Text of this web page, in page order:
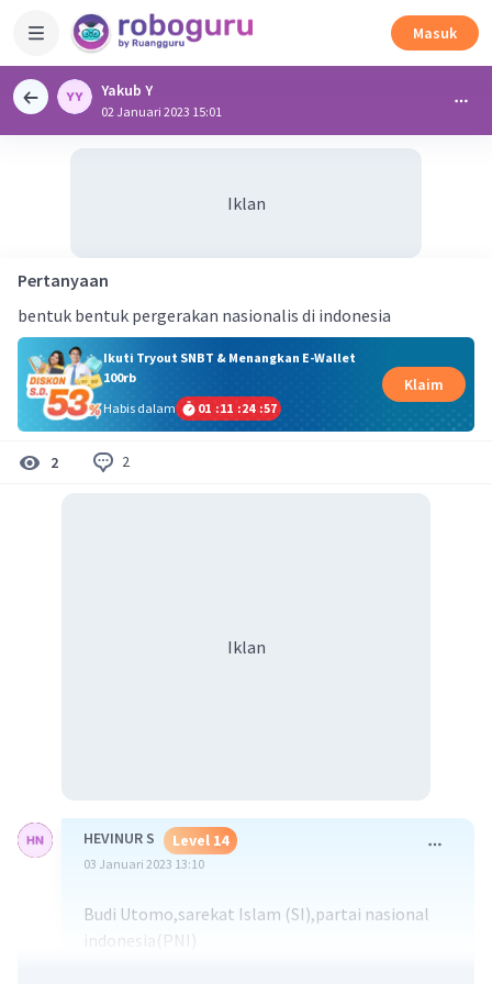
Masuk
Yakub Y
02 Januari 2023 15:01
Iklan
Pertanyaan
bentuk bentuk pergerakan nasionalis di indonesia
Ikuti Tryout SNBT & Menangkan E-Wallet
100rb
Habis dalam
01 :11 :24 :57
Klaim
2 2
Iklan
HEVINUR S Level 14
03 Januari 2023 13:10
Budi Utomo,sarekat Islam (SI),partai nasional
indonesia(PNI)